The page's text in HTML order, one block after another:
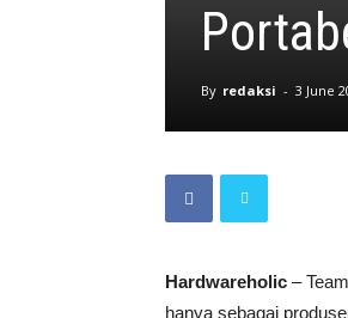
By redaksi - 3 June
Hardwareholic –
hanya sebagai